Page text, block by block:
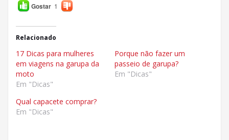
Gostar 1
Relacionado
17 Dicas para mulheres
em viagens na garupa da
moto
Em "Dicas"
Porque não fazer um
passeio de garupa?
Em "Dicas"
Qual capacete comprar?
Em "Dicas"